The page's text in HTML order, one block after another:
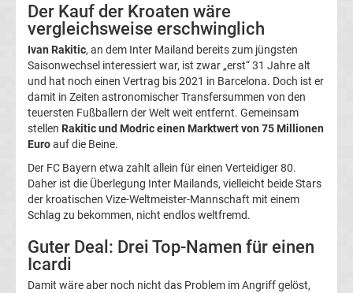
Türk.
Süper
Lig
Fußball
Youth
Der Kauf der Kroaten wäre
vergleichsweise erschwinglich
Ivan Rakitic, an dem Inter Mailand bereits zum jüngsten
Saisonwechsel interessiert war, ist zwar „erst“ 31 Jahre alt
und hat noch einen Vertrag bis 2021 in Barcelona. Doch ist er
damit in Zeiten astronomischer Transfersummen von den
teuersten Fußballern der Welt weit entfernt. Gemeinsam
stellen Rakitic und Modric einen Marktwert von 75 Millionen
Euroauf die Beine.
Der FC Bayern etwa zahlt allein für einen Verteidiger 80.
Daher ist die Überlegung Inter Mailands, vielleicht beide Stars
der kroatischen Vize-Weltmeister-Mannschaft mit einem
Schlag zu bekommen, nicht endlos weltfremd.
Guter Deal: Drei Top-Namen für einen
Icardi
Damit wäre aber noch nicht das Problem im Angriff gelöst,